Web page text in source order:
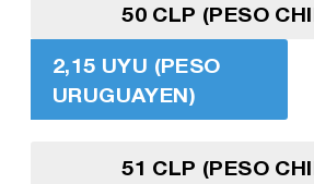
50 CLP (PESO
2,15 UYU (PESO
URUGUAYEN)
51 CLP (PESO